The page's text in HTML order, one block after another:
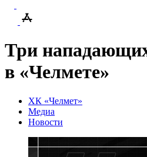
Три
в «Челмете»
ХК «Челмет»
Медиа
Новости